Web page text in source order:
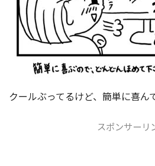
クールぶってるけど、簡単に喜ん
スポンサーリ